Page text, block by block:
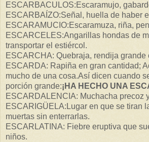
ESCARBACULOS:Escaramujo,
ESCARBAÍZO:Señal, huella de haber
ESCARAMUCIO:Escaramuza, riña,
ESCARCELES:Angarillas hondas de
transportar el estiércol.
ESCARCHA: Quebraja, rendija grande
ESCARDA: Rapiña en gran cantidad;
mucho de una cosa.Así dicen cuando
porción grande:¡HA HECHO UNA
ESCARDALENCIA: Muchacha precoz
ESCARIGÜELA:Lugar en que se tiran
muertas sin enterrarlas.
ESCARLATINA: Fiebre eruptiva que
niños.